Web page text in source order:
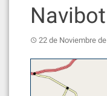
Navibot
22 de Noviembre